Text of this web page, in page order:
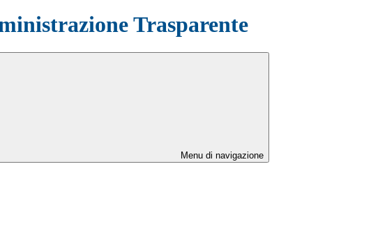
Trasparente
Menu di navigazione